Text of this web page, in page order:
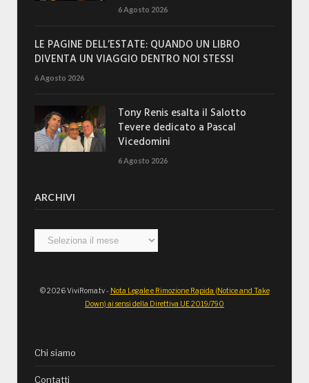
6 Agosto 2026
LE PAGINE DELL’ESTATE: QUANDO UN LIBRO
DIVENTA UN VIAGGIO DENTRO NOI STESSI
6 Agosto 2026
Tony Renis esalta il Salotto
Tevere dedicato a Pascal
Vicedomini
6 Agosto 2026
ARCHIVI
Archivi
© 2026 ViviRoma.tv - Nota Legale e Rimozione Rapida (Notice and Take
Down) ai sensi della Direttiva UE 2019/790
Chi siamo
Contatti